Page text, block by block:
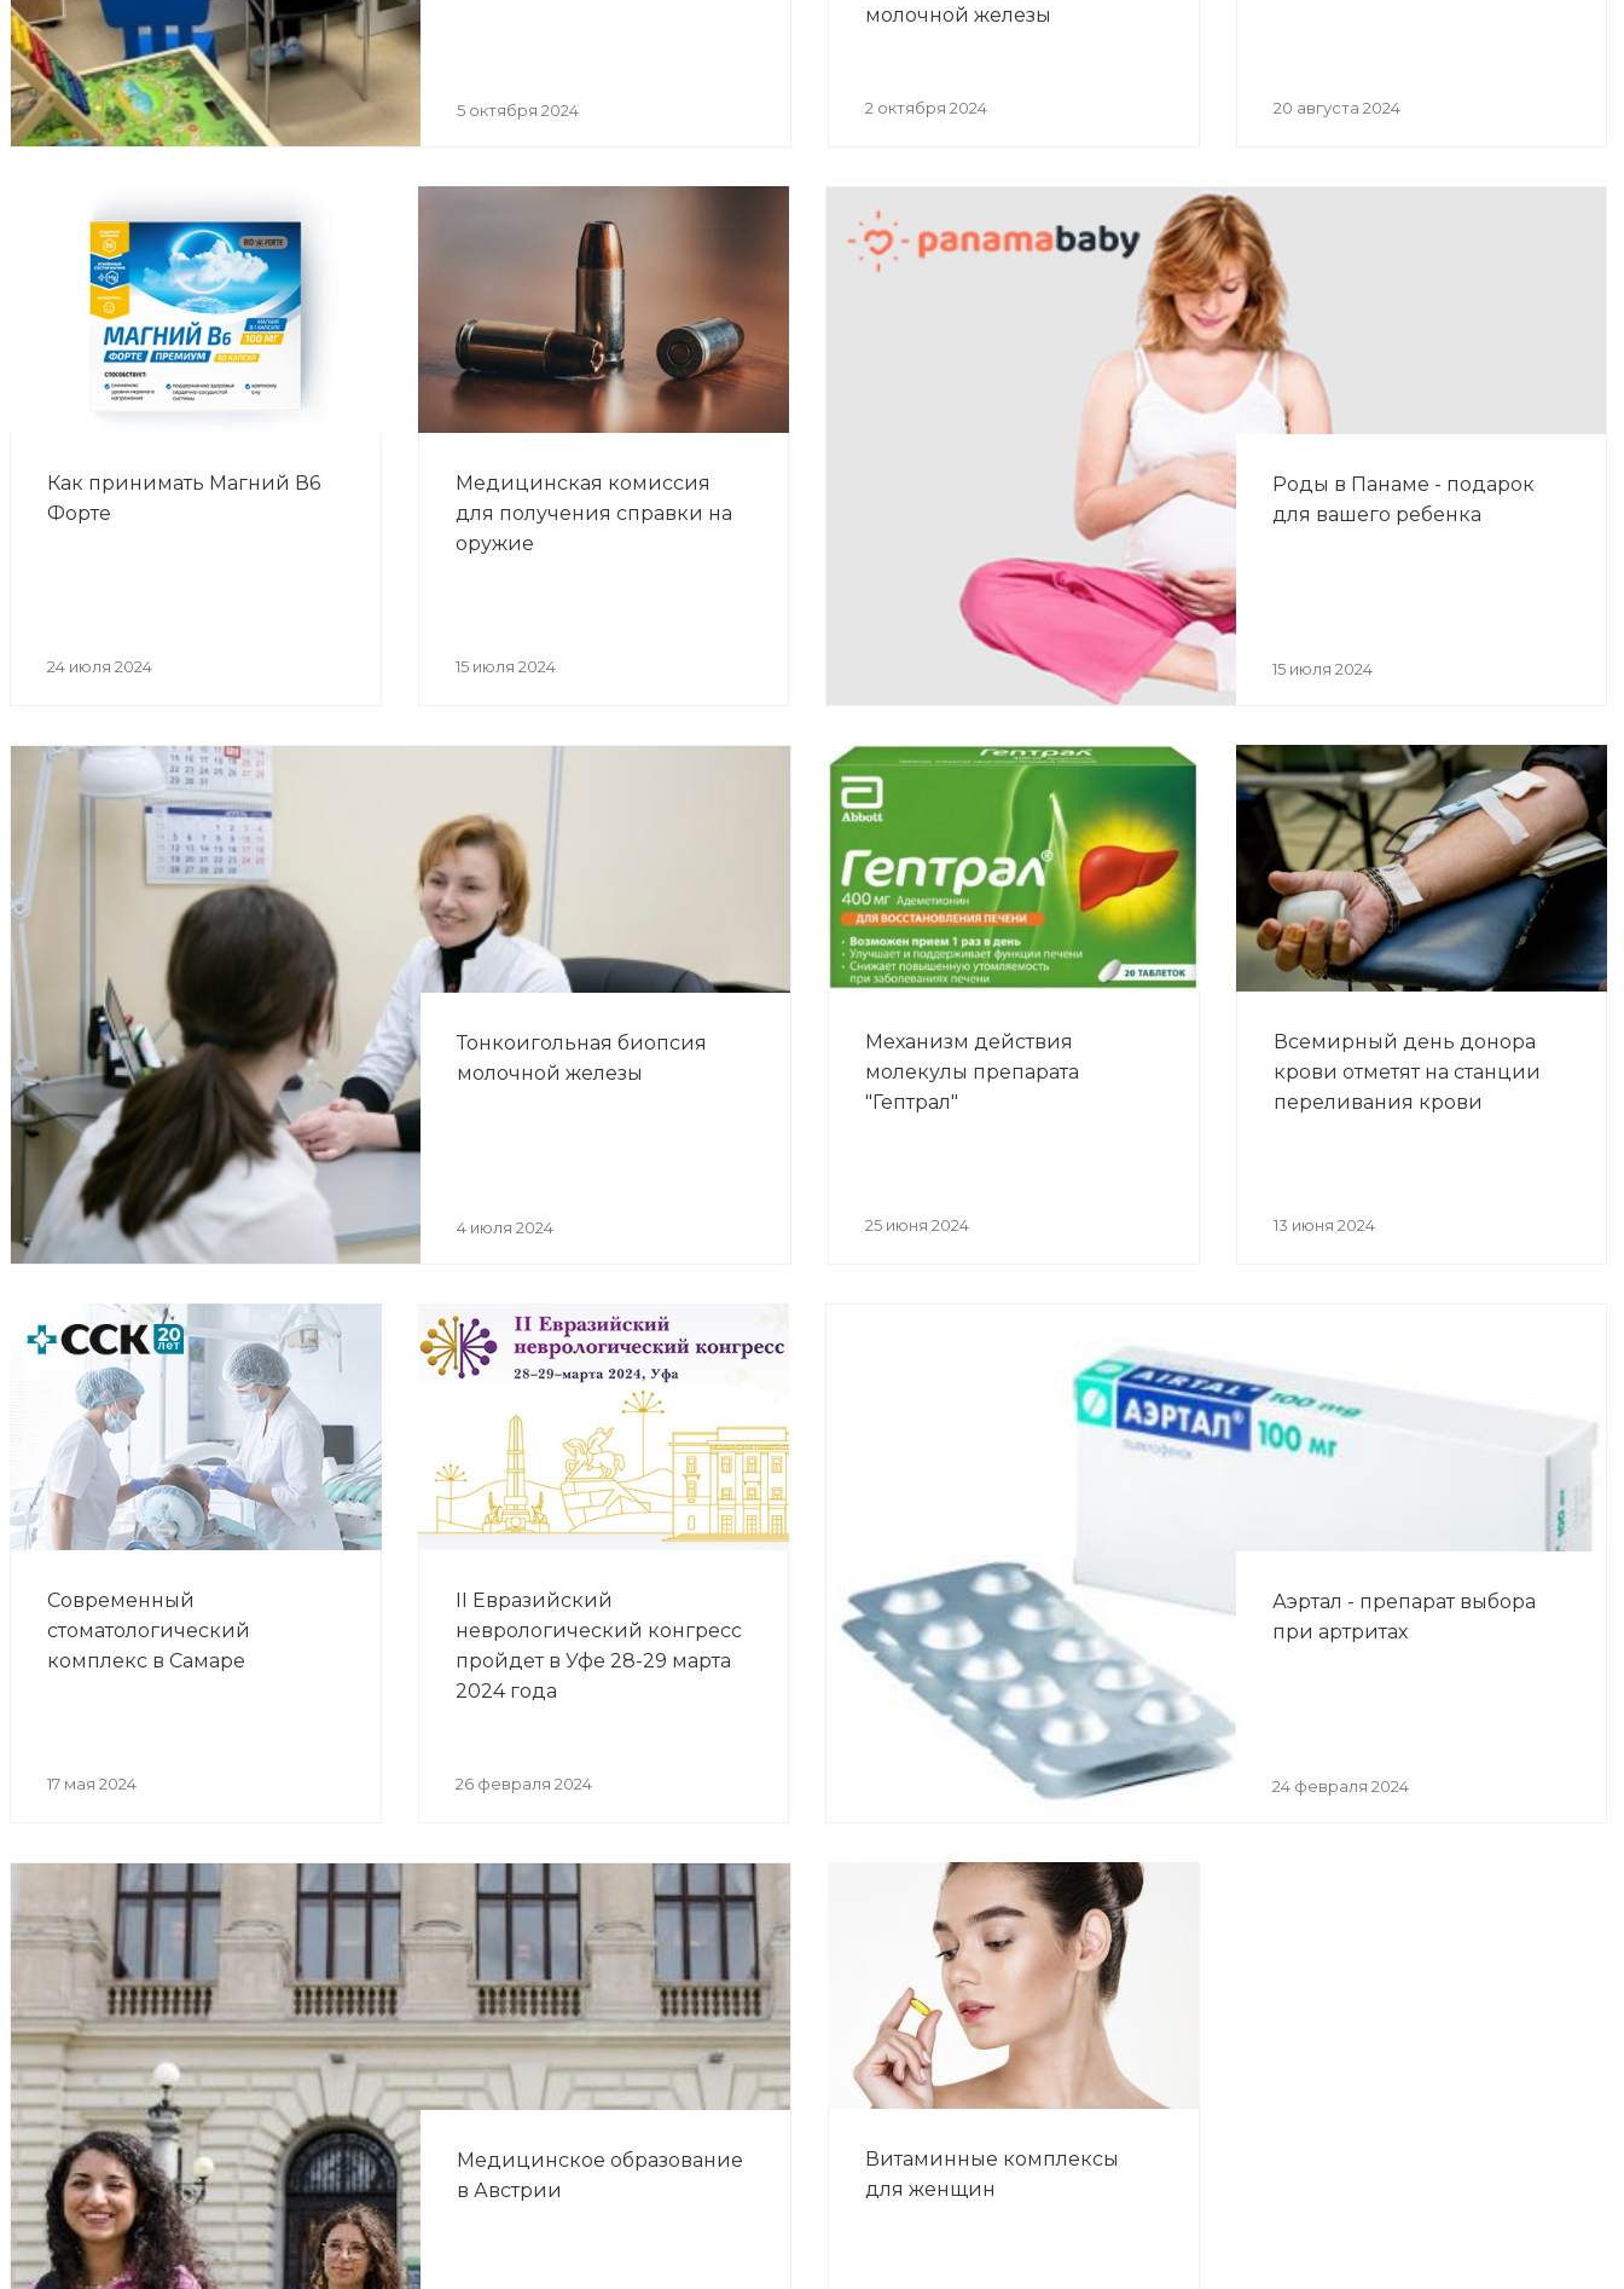
5 октября 2024
молочной железы
2 октября 2024 20 августа 2024
Как принимать Магний В6
Форте
24 июля 2024
Медицинская комиссия
для получения справки на
оружие
15 июля 2024
Роды в Панаме - подарок
для вашего ребенка
15 июля 2024
Тонкоигольная биопсия
молочной железы
4 июля 2024
Механизм действия
молекулы препарата
"Гептрал"
25 июня 2024
Всемирный день донора
крови отметят на станции
переливания крови
13 июня 2024
Современный
стоматологический
комплекс в Самаре
17 мая 2024
II Евразийский
неврологический конгресс
пройдет в Уфе 28-29 марта
2024 года
26 февраля 2024
Аэртал - препарат выбора
при артритах
24 февраля 2024
Медицинское образование
в Австрии
Витаминные комплексы
для женщин